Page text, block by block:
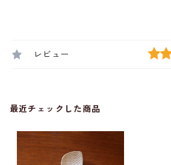
レビュー
最近チェックした商品